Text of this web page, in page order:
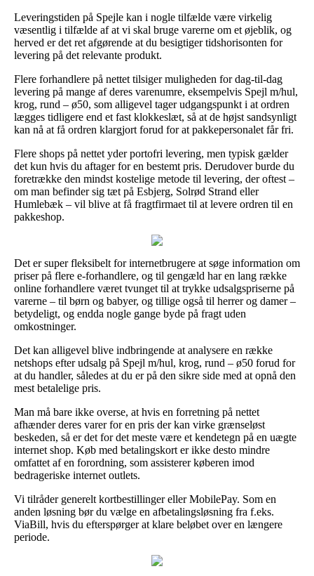
Leveringstiden på Spejle kan i nogle tilfælde være virkelig
væsentlig i tilfælde af at vi skal bruge varerne om et øjeblik, og
herved er det ret afgørende at du besigtiger tidshorisonten for
levering på det relevante produkt.
Flere forhandlere på nettet tilsiger muligheden for dag-til-dag
levering på mange af deres varenumre, eksempelvis Spejl m/hul,
krog, rund – ø50, som alligevel tager udgangspunkt i at ordren
lægges tidligere end et fast klokkeslæt, så at de højst sandsynligt
kan nå at få ordren klargjort forud for at pakkepersonalet får fri.
Flere shops på nettet yder portofri levering, men typisk gælder
det kun hvis du aftager for en bestemt pris. Derudover burde du
foretrække den mindst kostelige metode til levering, der oftest –
om man befinder sig tæt på Esbjerg, Solrød Strand eller
Humlebæk – vil blive at få fragtfirmaet til at levere ordren til en
pakkeshop.
Det er super fleksibelt for internetbrugere at søge information om
priser på flere e-forhandlere, og til gengæld har en lang række
online forhandlere været tvunget til at trykke udsalgspriserne på
varerne – til børn og babyer, og tillige også til herrer og damer –
betydeligt, og endda nogle gange byde på fragt uden
omkostninger.
Det kan alligevel blive indbringende at analysere en række
netshops efter udsalg på Spejl m/hul, krog, rund – ø50 forud for
at du handler, således at du er på den sikre side med at opnå den
mest betalelige pris.
Man må bare ikke overse, at hvis en forretning på nettet
afhænder deres varer for en pris der kan virke grænseløst
beskeden, så er det for det meste være et kendetegn på en uægte
internet shop. Køb med betalingskort er ikke desto mindre
omfattet af en forordning, som assisterer køberen imod
bedrageriske internet outlets.
Vi tilråder generelt kortbestillinger eller MobilePay. Som en
anden løsning bør du vælge en afbetalingsløsning fra f.eks.
ViaBill, hvis du efterspørger at klare beløbet over en længere
periode.